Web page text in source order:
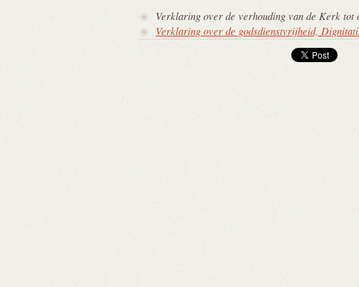
Verklaring over de verhouding van de Kerk
Verklaring over de godsdienstvrijheid,